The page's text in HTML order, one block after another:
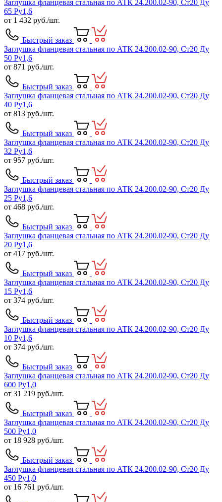
Заглушка фланцевая стальная по АТК 24.200.02-90, Ст20 Ду
65 Ру1,6
от 1 432 руб./шт.
Быстрый заказ
Заглушка фланцевая стальная по АТК 24.200.02-90, Ст20 Ду
50 Ру1,6
от 871 руб./шт.
Быстрый заказ
Заглушка фланцевая стальная по АТК 24.200.02-90, Ст20 Ду
40 Ру1,6
от 813 руб./шт.
Быстрый заказ
Заглушка фланцевая стальная по АТК 24.200.02-90, Ст20 Ду
32 Ру1,6
от 957 руб./шт.
Быстрый заказ
Заглушка фланцевая стальная по АТК 24.200.02-90, Ст20 Ду
25 Ру1,6
от 468 руб./шт.
Быстрый заказ
Заглушка фланцевая стальная по АТК 24.200.02-90, Ст20 Ду
20 Ру1,6
от 417 руб./шт.
Быстрый заказ
Заглушка фланцевая стальная по АТК 24.200.02-90, Ст20 Ду
15 Ру1,6
от 374 руб./шт.
Быстрый заказ
Заглушка фланцевая стальная по АТК 24.200.02-90, Ст20 Ду
10 Ру1,6
от 374 руб./шт.
Быстрый заказ
Заглушка фланцевая стальная по АТК 24.200.02-90, Ст20 Ду
600 Ру1,0
от 31 219 руб./шт.
Быстрый заказ
Заглушка фланцевая стальная по АТК 24.200.02-90, Ст20 Ду
500 Ру1,0
от 18 928 руб./шт.
Быстрый заказ
Заглушка фланцевая стальная по АТК 24.200.02-90, Ст20 Ду
450 Ру1,0
от 16 761 руб./шт.